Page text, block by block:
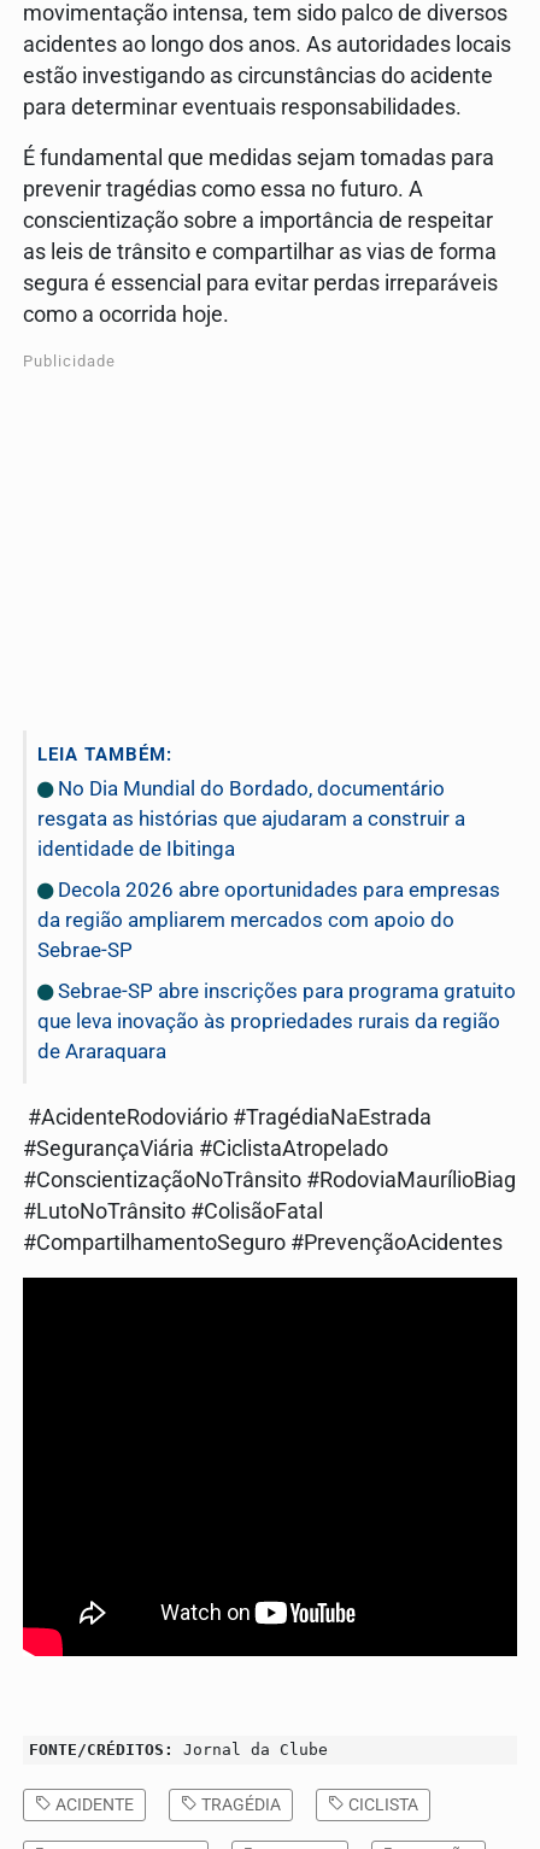
movimentação intensa, tem sido palco de diversos
acidentes ao longo dos anos. As autoridades locais
estão investigando as circunstâncias do acidente
para determinar eventuais responsabilidades.
É fundamental que medidas sejam tomadas para
prevenir tragédias como essa no futuro. A
conscientização sobre a importância de respeitar
as leis de trânsito e compartilhar as vias de forma
segura é essencial para evitar perdas irreparáveis
como a ocorrida hoje.
Publicidade
LEIA TAMBÉM:
No Dia Mundial do Bordado, documentário
resgata as histórias que ajudaram a construir a
identidade de Ibitinga
Decola 2026 abre oportunidades para empresas
da região ampliarem mercados com apoio do
Sebrae-SP
Sebrae-SP abre inscrições para programa gratuito
que leva inovação às propriedades rurais da região
de Araraquara
#AcidenteRodoviário #TragédiaNaEstrada
#SegurançaViária #CiclistaAtropelado
#ConscientizaçãoNoTrânsito #RodoviaMaurílioBiag
#LutoNoTrânsito #ColisãoFatal
#CompartilhamentoSeguro #PrevençãoAcidentes
FONTE/CRÉDITOS: Jornal da Clube
ACIDENTE TRAGÉDIA CICLISTA